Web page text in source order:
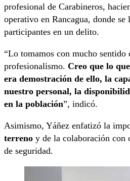
profesional de Carabineros,
operativo en Rancagua, donde
participantes en un delito.
“Lo tomamos con mucho sentido
profesionalismo. Creo que lo
era demostración de ello, la
nuestro personal, la
en la población”, indicó.
Asimismo, Yáñez enfatizó la
terreno y de la colaboración con
de seguridad.